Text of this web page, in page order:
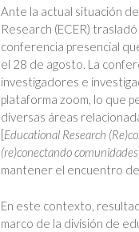
Ante la actual situación
Research (ECER)
conferencia presencial
el 28 de agosto. La
investigadores e
plataforma zoom, lo que
diversas áreas
[Educational Research
(re)conectando comunidades
mantener el encuentro
En este contexto,
marco de la división de